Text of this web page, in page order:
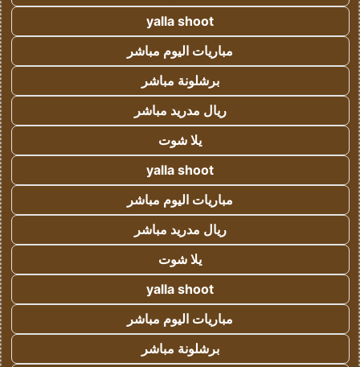
yalla shoot
مباريات اليوم مباشر
برشلونة مباشر
ريال مدريد مباشر
يلا شوت
yalla shoot
مباريات اليوم مباشر
ريال مدريد مباشر
يلا شوت
yalla shoot
مباريات اليوم مباشر
برشلونة مباشر